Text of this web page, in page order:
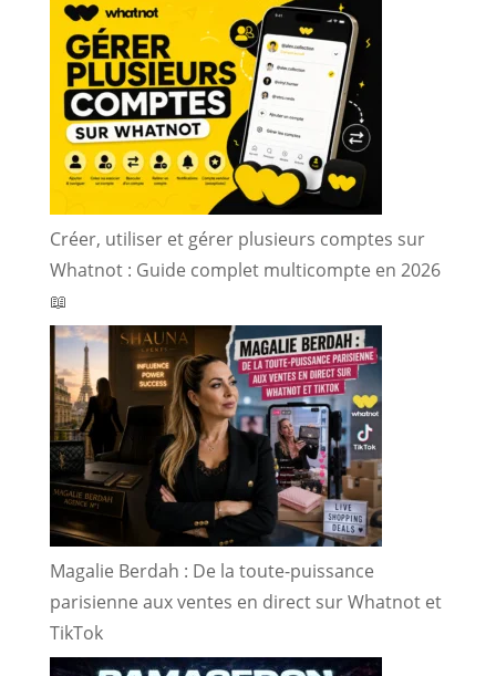
Créer, utiliser et gérer plusieurs comptes sur
Whatnot : Guide complet multicompte en 2026
📖
Magalie Berdah : De la toute-puissance
parisienne aux ventes en direct sur Whatnot et
TikTok